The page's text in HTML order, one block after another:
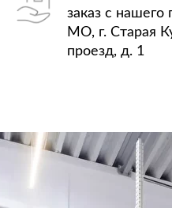
заказ с нашего
МО, г. Старая
проезд, д. 1